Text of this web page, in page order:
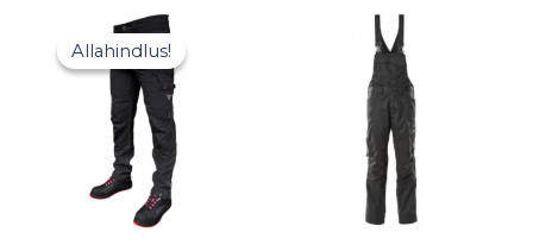
Allahindlus!
Allahindlus!
Algne
hind
oli:
68,50 €.